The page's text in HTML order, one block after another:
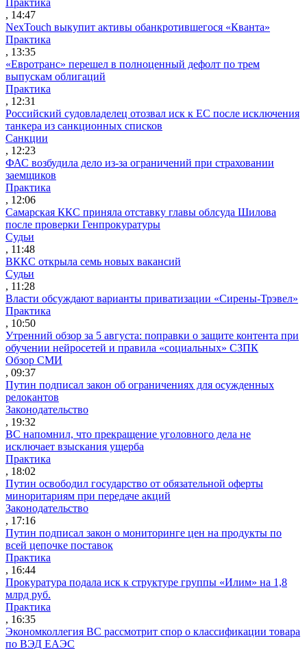
, 14:47
NexTouch выкупит активы обанкротившегося «Кванта»
Практика
, 13:35
«Евротранс» перешел в полноценный дефолт по трем
выпускам облигаций
Практика
, 12:31
Российский судовладелец отозвал иск к ЕС после исключения
танкера из санкционных списков
Санкции
, 12:23
ФАС возбудила дело из-за ограничений при страховании
заемщиков
Практика
, 12:06
Самарская ККС приняла отставку главы облсуда Шилова
после проверки Генпрокуратуры
Судьи
, 11:48
ВККС открыла семь новых вакансий
Судьи
, 11:28
Власти обсуждают варианты приватизации «Сирены-Трэвел»
Практика
, 10:50
Утренний обзор за 5 августа: поправки о защите контента при
обучении нейросетей и правила «социальных» СЗПК
Обзор СМИ
, 09:37
Путин подписал закон об ограничениях для осужденных
релокантов
Законодательство
, 19:32
ВС напомнил, что прекращение уголовного дела не
исключает взыскания ущерба
Практика
, 18:02
Путин освободил государство от обязательной оферты
миноритариям при передаче акций
Законодательство
, 17:16
Путин подписал закон о мониторинге цен на продукты по
всей цепочке поставок
Практика
, 16:44
Прокуратура подала иск к структуре группы «Илим» на 1,8
млрд руб.
Практика
, 16:35
Экономколлегия ВС рассмотрит спор о классификации товара
по ВЭД ЕАЭС